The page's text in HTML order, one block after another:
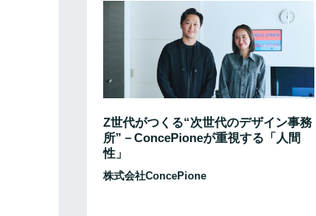
Z世代がつくる“次世代のデザイン事務
所”－ConcePioneが重視する「人間
性」
株式会社ConcePione